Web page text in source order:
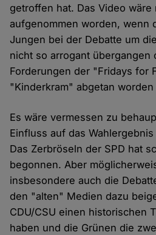
getroffen hat. Das Video wäre
aufgenommen worden, wenn
Jungen bei der Debatte um
nicht so arrogant übergangen
Forderungen der "Fridays for
"Kinderkram" abgetan worden
Es wäre vermessen zu
Einfluss auf das
Das Zerbröseln der SPD hat
begonnen. Aber
insbesondere auch die
den "alten" Medien dazu
CDU/CSU einen historischen
haben und die Grünen die